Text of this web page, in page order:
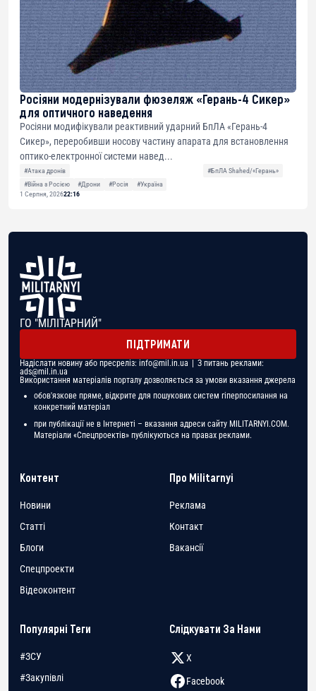
Росіяни модернізували фюзеляж «Герань-4 Сикер»
для оптичного наведення
Росіяни модифікували реактивний ударний БпЛА «Герань-4
Сикер», переробивши носову частину апарата для встановлення
оптико-електронної системи навед...
#Атака дронів
#БпЛА Shahed/«Герань»
#Війна з Росією
#Дрони #Росія
#Україна
1 Серпня, 202622:16
ГО "МІЛІТАРНИЙ"
ПІДТРИМАТИ
Надіслати новину або пресреліз: info@mil.in.ua | З питань реклами:
ads@mil.in.ua
Використання матеріалів порталу дозволяється за умови вказання джерела
обов'язкове пряме, відкрите для пошукових систем гіперпосилання на
конкретний матеріал
при публікації не в Інтернеті – вказання адреси сайту MILITARNYI.COM.
Матеріали «Спецпроектів» публікуються на правах реклами.
Контент
Новини
Статті
Блоги
Спецпроекти
Відеоконтент
Про Militarnyi
Реклама
Контакт
Вакансії
Популярні Теги
#ЗСУ
#Закупівлі
Слідкувати За Нами
X
Facebook